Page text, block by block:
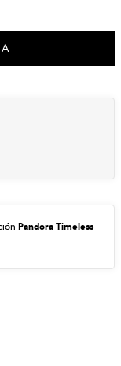
Pandora Timeless